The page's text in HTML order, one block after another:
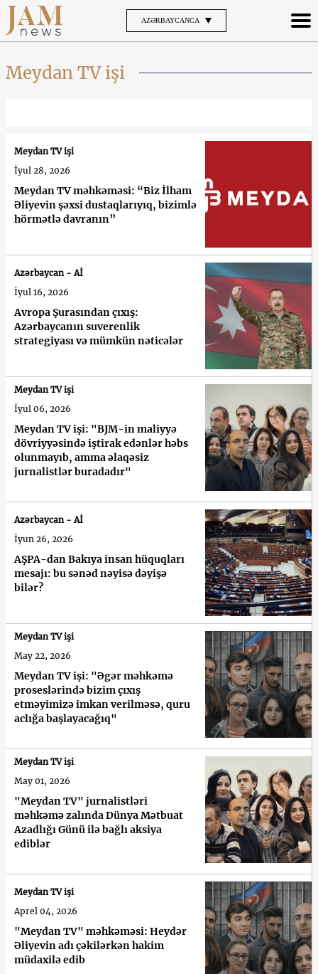
AZƏRBAYCANCA
Meydan TV işi
Meydan TV məhkəməsi: “Biz İlham
Əliyevin şəxsi dustaqlarıyıq, bizimlə
hörmətlə davranın”
Meydan TV işi
İyul 28, 2026
Avropa Şurasından çıxış:
Azərbaycanın suverenlik
strategiyası və mümkün nəticələr
Azərbaycan - Aİ
İyul 16, 2026
Meydan TV işi: "BJM-in maliyyə
dövriyyəsində iştirak edənlər həbs
olunmayıb, amma əlaqəsiz
jurnalistlər buradadır"
Meydan TV işi
İyul 06, 2026
AŞPA-dan Bakıya insan hüquqları
mesajı: bu sənəd nəyisə dəyişə
bilər?
Azərbaycan - Aİ
İyun 26, 2026
Meydan TV işi: "Əgər məhkəmə
proseslərində bizim çıxış
etməyimizə imkan verilməsə, quru
aclığa başlayacağıq"
Meydan TV işi
May 22, 2026
"Meydan TV" jurnalistləri
məhkəmə zalında Dünya Mətbuat
Azadlığı Günü ilə bağlı aksiya
ediblər
Meydan TV işi
May 01, 2026
"Meydan TV" məhkəməsi: Heydər
Əliyevin adı çəkilərkən hakim
müdaxilə edib
Meydan TV işi
Aprel 04, 2026